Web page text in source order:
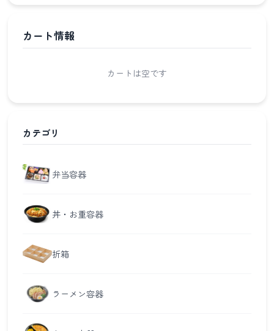
カート情報
カートは空です
カテゴリ
弁当容器
丼・お重容器
折箱
ラーメン容器